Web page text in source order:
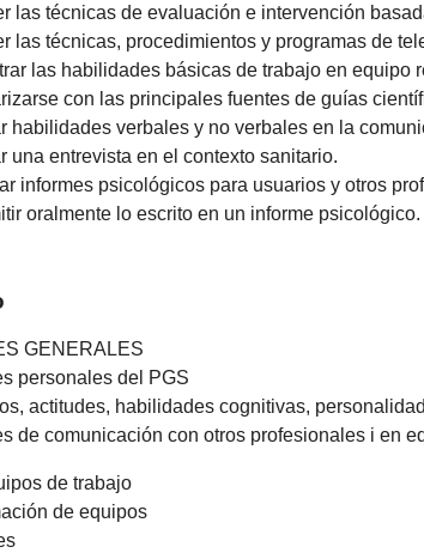
las técnicas de evaluación e intervención
las técnicas, procedimientos y programas de
las habilidades básicas de trabajo en
con las principales fuentes de guías
habilidades verbales y no verbales en la
una entrevista en el contexto sanitario.
informes psicológicos para usuarios y otros
oralmente lo escrito en un informe psicológico.
GENERALES
personales del PGS
actitudes, habilidades cognitivas,
de comunicación con otros profesionales i en
de trabajo
de equipos